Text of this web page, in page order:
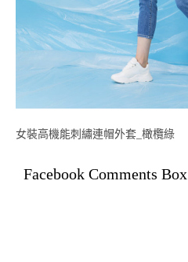
女裝高機能刺繡連帽外套_橄欖綠
Facebook Comments Box